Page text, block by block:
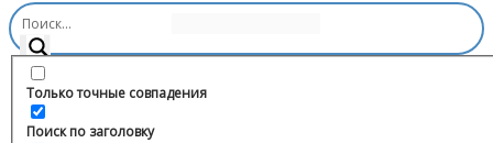
Только точные совпадения
Поиск по заголовку
Главная